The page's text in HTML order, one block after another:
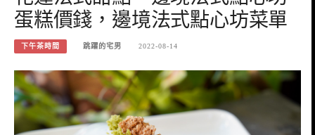
蛋糕價錢，邊境法式點心坊菜單
下午茶時間 跳躍的宅男 2022-08-14